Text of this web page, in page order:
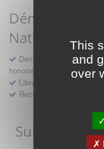
This
and
over
Démarches
National
Demande d'avis en
honoraires et des
Libre prestation de
Recours
Suivre mes